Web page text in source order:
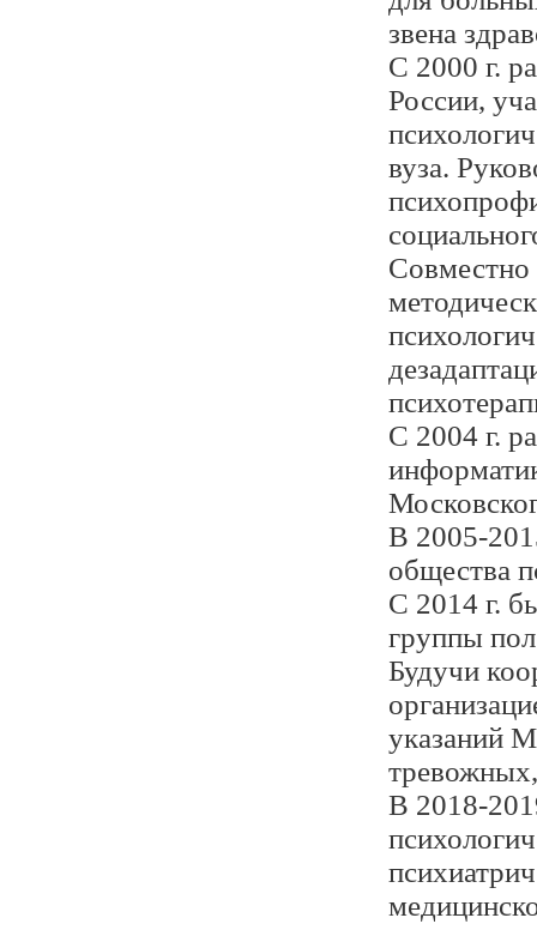
звена
С 2000 г.
России,
вуза.
Совместно
С 2004 г.
В 2005-
общества
С 2014 г.
группы
Будучи
указаний
В 2018-